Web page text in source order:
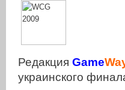
Редакция Game
украинского